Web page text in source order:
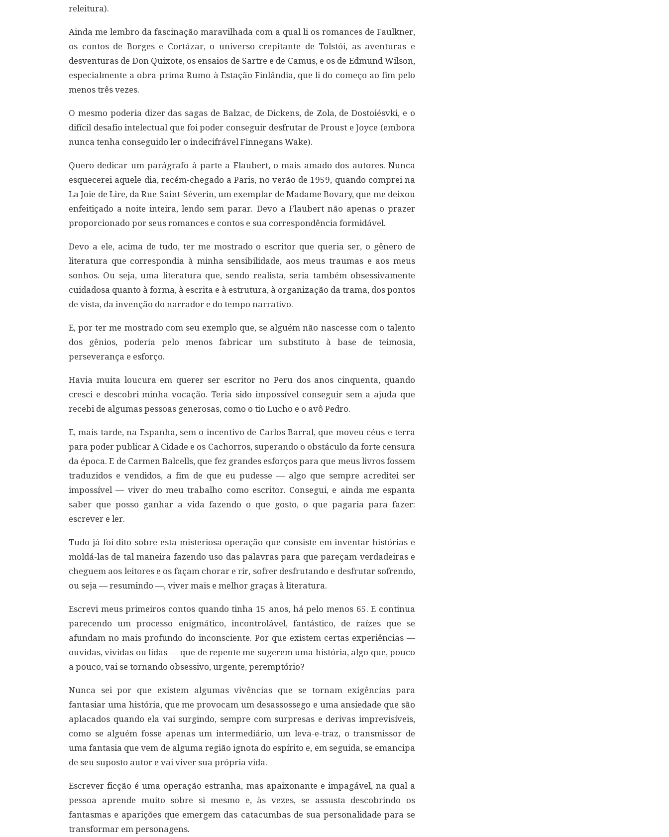
releitura).
Ainda me lembro da fascinação maravilhada com a qual li os romances de Faulkner,
os contos de Borges e Cortázar, o universo crepitante de Tolstói, as aventuras e
desventuras de Don Quixote, os ensaios de Sartre e de Camus, e os de Edmund Wilson,
especialmente a obra-prima Rumo à Estação Finlândia, que li do começo ao fim pelo
menos três vezes.
O mesmo poderia dizer das sagas de Balzac, de Dickens, de Zola, de Dostoiésvki, e o
difícil desafio intelectual que foi poder conseguir desfrutar de Proust e Joyce (embora
nunca tenha conseguido ler o indecifrável Finnegans Wake).
Quero dedicar um parágrafo à parte a Flaubert, o mais amado dos autores. Nunca
esquecerei aquele dia, recém-chegado a Paris, no verão de 1959, quando comprei na
La Joie de Lire, da Rue Saint-Séverin, um exemplar de Madame Bovary, que me deixou
enfeitiçado a noite inteira, lendo sem parar. Devo a Flaubert não apenas o prazer
proporcionado por seus romances e contos e sua correspondência formidável.
Devo a ele, acima de tudo, ter me mostrado o escritor que queria ser, o gênero de
literatura que correspondia à minha sensibilidade, aos meus traumas e aos meus
sonhos. Ou seja, uma literatura que, sendo realista, seria também obsessivamente
cuidadosa quanto à forma, à escrita e à estrutura, à organização da trama, dos pontos
de vista, da invenção do narrador e do tempo narrativo.
E, por ter me mostrado com seu exemplo que, se alguém não nascesse com o talento
dos gênios, poderia pelo menos fabricar um substituto à base de teimosia,
perseverança e esforço.
Havia muita loucura em querer ser escritor no Peru dos anos cinquenta, quando
cresci e descobri minha vocação. Teria sido impossível conseguir sem a ajuda que
recebi de algumas pessoas generosas, como o tio Lucho e o avô Pedro.
E, mais tarde, na Espanha, sem o incentivo de Carlos Barral, que moveu céus e terra
para poder publicar A Cidade e os Cachorros, superando o obstáculo da forte censura
da época. E de Carmen Balcells, que fez grandes esforços para que meus livros fossem
traduzidos e vendidos, a fim de que eu pudesse — algo que sempre acreditei ser
impossível — viver do meu trabalho como escritor. Consegui, e ainda me espanta
saber que posso ganhar a vida fazendo o que gosto, o que pagaria para fazer:
escrever e ler.
Tudo já foi dito sobre esta misteriosa operação que consiste em inventar histórias e
moldá-las de tal maneira fazendo uso das palavras para que pareçam verdadeiras e
cheguem aos leitores e os façam chorar e rir, sofrer desfrutando e desfrutar sofrendo,
ou seja — resumindo —, viver mais e melhor graças à literatura.
Escrevi meus primeiros contos quando tinha 15 anos, há pelo menos 65. E continua
parecendo um processo enigmático, incontrolável, fantástico, de raízes que se
afundam no mais profundo do inconsciente. Por que existem certas experiências —
ouvidas, vividas ou lidas — que de repente me sugerem uma história, algo que, pouco
a pouco, vai se tornando obsessivo, urgente, peremptório?
Nunca sei por que existem algumas vivências que se tornam exigências para
fantasiar uma história, que me provocam um desassossego e uma ansiedade que são
aplacados quando ela vai surgindo, sempre com surpresas e derivas imprevisíveis,
como se alguém fosse apenas um intermediário, um leva-e-traz, o transmissor de
uma fantasia que vem de alguma região ignota do espírito e, em seguida, se emancipa
de seu suposto autor e vai viver sua própria vida.
Escrever ficção é uma operação estranha, mas apaixonante e impagável, na qual a
pessoa aprende muito sobre si mesmo e, às vezes, se assusta descobrindo os
fantasmas e aparições que emergem das catacumbas de sua personalidade para se
transformar em personagens.